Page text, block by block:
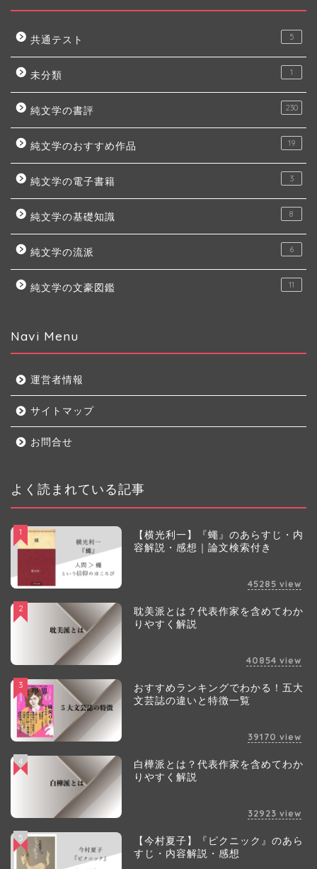
共通テスト 5
未分類 1
純文学の書評 230
純文学のおすすめ作品 19
純文学の電子書籍 3
純文学の基礎知識 8
純文学の流派 6
純文学の文豪図鑑 11
Navi Menu
運営者情報
サイトマップ
お問合せ
よく読まれている記事
1
【横光利一】『蠅』のあらすじ・内
容解説・感想｜論文検索付き
45285 view
2
耽美派とは？代表作家を含めてわか
りやすく解説
40854 view
3
おすすめランキングでわかる！五大
文芸誌の違いと特徴一覧
39170 view
4
白樺派とは？代表作家を含めてわか
りやすく解説
32923 view
5
【今村夏子】『ピクニック』のあら
すじ・内容解説・感想